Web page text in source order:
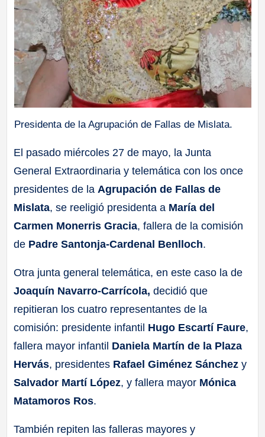
Presidenta de la Agrupación de Fallas de Mislata.
El pasado miércoles 27 de mayo, la Junta
General Extraordinaria y telemática con los once
presidentes de laAgrupación de Fallas de
Mislata, se reeligió presidenta a María del
Carmen Monerris Gracia, fallera de la comisión
de Padre Santonja-Cardenal Benlloch.
Otra junta general telemática, en este caso la de
Joaquín Navarro-Carrícola, decidió que
repitieran los cuatro representantes de la
comisión: presidente infantil Hugo Escartí Faure,
fallera mayor infantil Daniela Martín de la Plaza
Hervás, presidentes Rafael Giménez Sánchez y
Salvador Martí López, y fallera mayor Mónica
Matamoros Ros.
También repiten las falleras mayores y